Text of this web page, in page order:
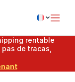
rentable
de tracas,